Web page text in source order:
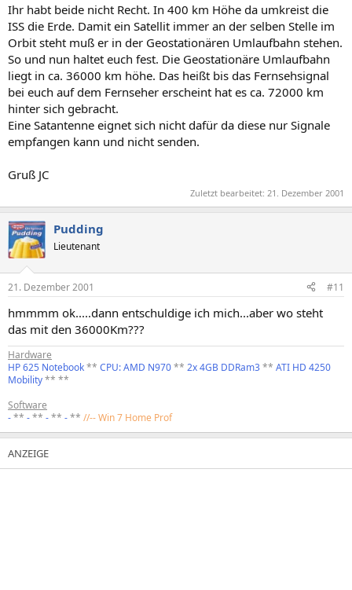
Ihr habt beide nicht Recht. In 400 km Höhe da umkreist die
ISS die Erde. Damit ein Satellit immer an der selben Stelle im
Orbit steht muß er in der Geostationären Umlaufbahn stehen.
So und nun haltet euch fest. Die Geostationäre Umlaufbahn
liegt in ca. 36000 km höhe. Das heißt bis das Fernsehsignal
bei euch auf dem Fernseher erscheint hat es ca. 72000 km
hinter sich gebracht.
Eine Satantenne eignet sich nicht dafür da diese nur Signale
empfangen kann und nicht senden.
Gruß JC
Zuletzt bearbeitet: 21. Dezember 2001
Pudding
Lieutenant
21. Dezember 2001 #11
hmmmm ok.....dann entschuldige ich mich...aber wo steht
das mit den 36000Km???
Hardware
HP 625 Notebook** CPU: AMD N970** 2x 4GB DDRam3** ATI HD 4250
Mobility** **
Software
-** -** -** -** //-- Win 7 Home Prof